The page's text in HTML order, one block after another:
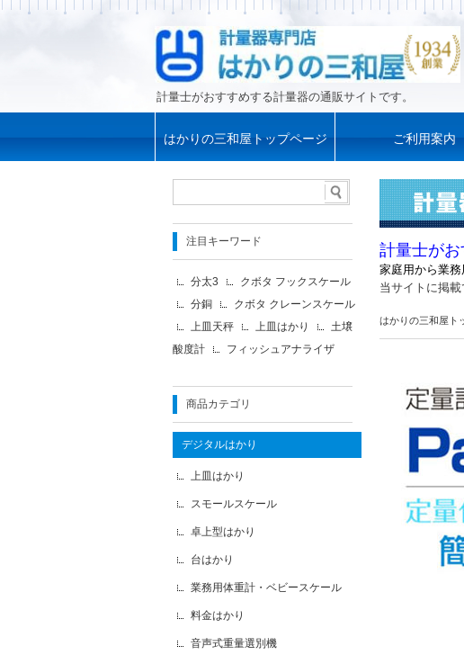
計量士がおすすめする計量器の通販サイトです。
はかりの三和屋トップページ ご利用案内
計量士が
家庭用から業
当サイトに掲
はかりの三和屋ト
注目キーワード
分太3
クボタ フックスケール
分銅
クボタ クレーンスケール
上皿天秤
上皿はかり
土壌
酸度計
フィッシュアナライザ
商品カテゴリ
デジタルはかり
上皿はかり
スモールスケール
卓上型はかり
台はかり
業務用体重計・ベビースケール
料金はかり
音声式重量選別機